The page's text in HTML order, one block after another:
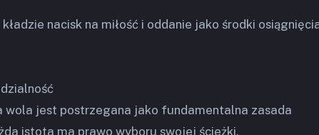
nacisk na miłość i oddanie jako środki
wola jest postrzegana jako fundamentalna zasada
istota ma prawo wyboru swojej ścieżki.